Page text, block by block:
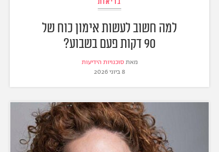
בריאות
למה חשוב לעשות אימון כוח של
90 דקות פעם בשבוע?
מאתסוכנויות הידיעות
8 ביוני 2026